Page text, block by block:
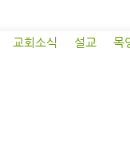
교회소식 설교 목